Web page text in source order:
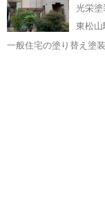
光栄塗
東松山
一般住宅の塗り替え塗